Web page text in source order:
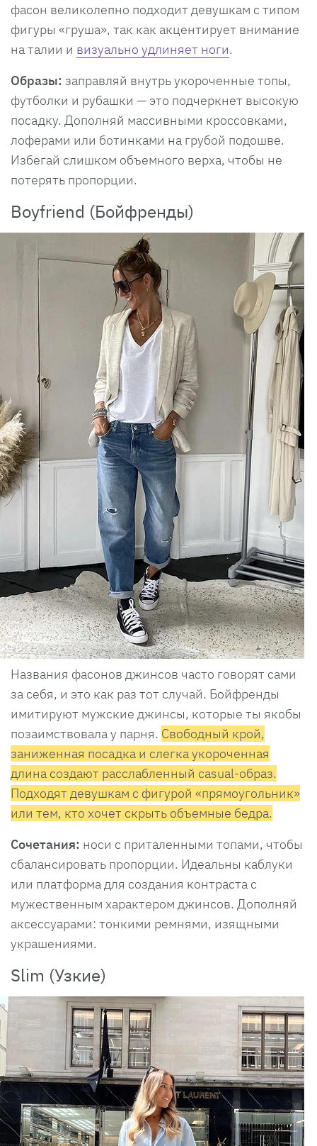
фасон великолепно подходит девушкам с типом
фигуры «груша», так как акцентирует внимание
на талии и визуально удлиняет ноги.
Образы: заправляй внутрь укороченные топы,
футболки и рубашки — это подчеркнет высокую
посадку. Дополняй массивными кроссовками,
лоферами или ботинками на грубой подошве.
Избегай слишком объемного верха, чтобы не
потерять пропорции.
Boyfriend (Бойфренды)
Названия фасонов джинсов часто говорят сами
за себя, и это как раз тот случай. Бойфренды
имитируют мужские джинсы, которые ты якобы
позаимствовала у парня. Свободный крой,
заниженная посадка и слегка укороченная
длина создают расслабленный casual-образ.
Подходят девушкам с фигурой «прямоугольник»
или тем, кто хочет скрыть объемные бедра.
Сочетания: носи с приталенными топами, чтобы
сбалансировать пропорции. Идеальны каблуки
или платформа для создания контраста с
мужественным характером джинсов. Дополняй
аксессуарами: тонкими ремнями, изящными
украшениями.
Slim (Узкие)